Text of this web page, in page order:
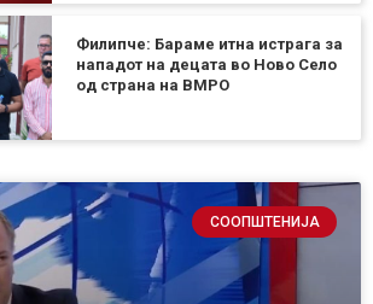
Филипче: Бараме итна истрага за
нападот на децата во Ново Село
од страна на ВМРО
СООПШТЕНИЈА